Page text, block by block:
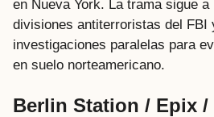
en Nueva York. La trama sigue
divisiones antiterroristas del FBI
investigaciones paralelas para
en suelo norteamericano.
Berlin Station / Epix /